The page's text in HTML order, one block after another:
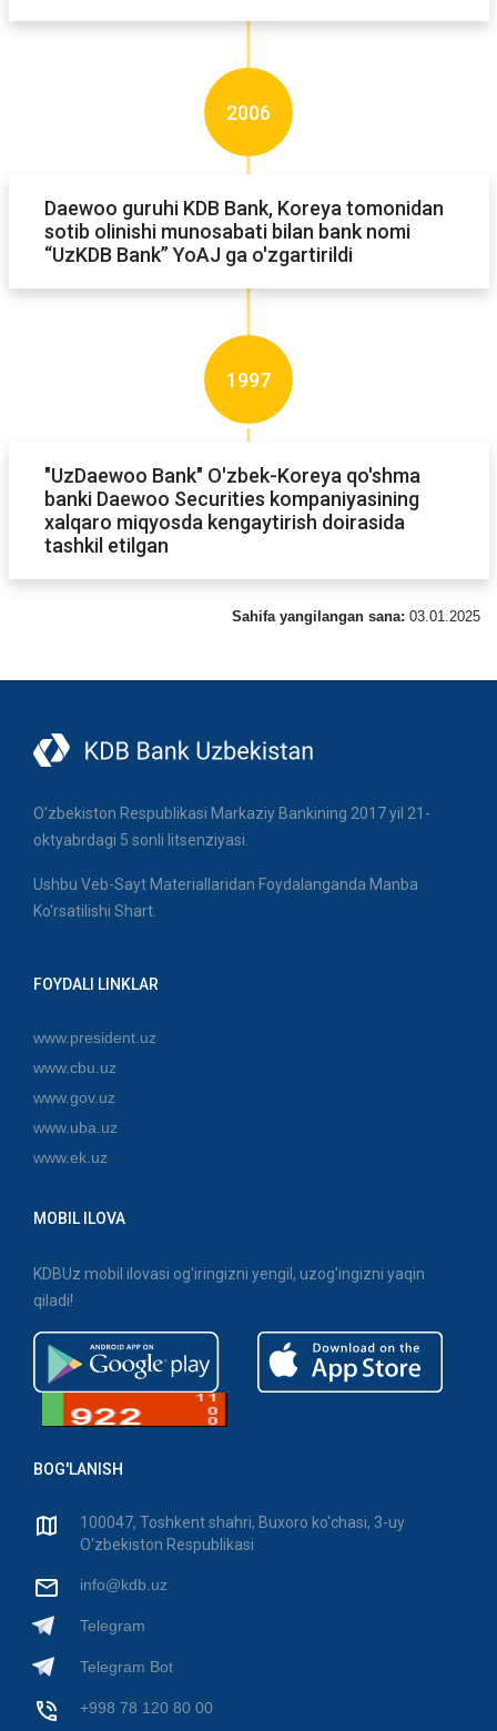
Daewoo guruhi KDB Bank, Koreya tomonidan
sotib olinishi munosabati bilan bank nomi
“UzKDB Bank” YoAJ ga o'zgartirildi
2006
"UzDaewoo Bank" O'zbek-Koreya qo'shma
banki Daewoo Securities kompaniyasining
xalqaro miqyosda kengaytirish doirasida
tashkil etilgan
1997
Sahifa yangilangan sana: 03.01.2025
O'zbekiston Respublikasi Markaziy Bankining 2017 yil 21-
oktyabrdagi 5 sonli litsenziyasi.
Ushbu Veb-Sayt Materiallaridan Foydalanganda Manba
Ko'rsatilishi Shart.
FOYDALI LINKLAR
www.president.uz
www.cbu.uz
www.gov.uz
www.uba.uz
www.ek.uz
MOBIL ILOVA
KDBUz mobil ilovasi og'iringizni yengil, uzog'ingizni yaqin
qiladi!
BOG'LANISH
100047, Toshkent shahri, Buxoro ko'chasi, 3-uy
O'zbekiston Respublikasi
info@kdb.uz
Telegram
Telegram Bot
+998 78 120 80 00